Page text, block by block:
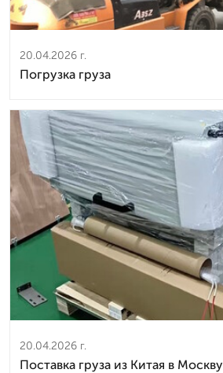
20.04.2026 г.
Погрузка груза
20.04.2026 г.
Поставка груза из Китая в Москву